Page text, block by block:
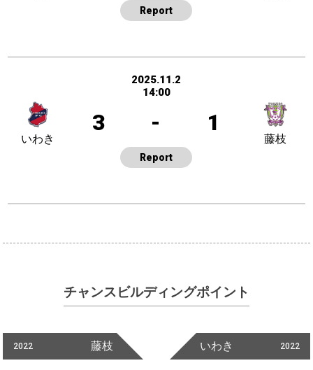
Report
2025.11.2
14:00
3 - 1
いわき 藤枝
Report
チャンスビルディングポイント
2022 藤枝 2022
いわき